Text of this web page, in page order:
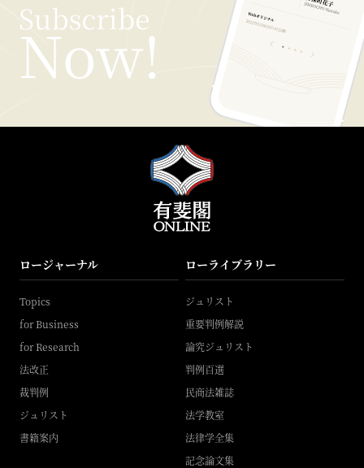
ロージャーナル
Topics
for Business
for Research
法改正
裁判例
ジュリスト
書籍案内
ローライブラリー
ジュリスト
重要判例解説
論究ジュリスト
判例百選
民商法雑誌
法学教室
法律学全集
記念論文集